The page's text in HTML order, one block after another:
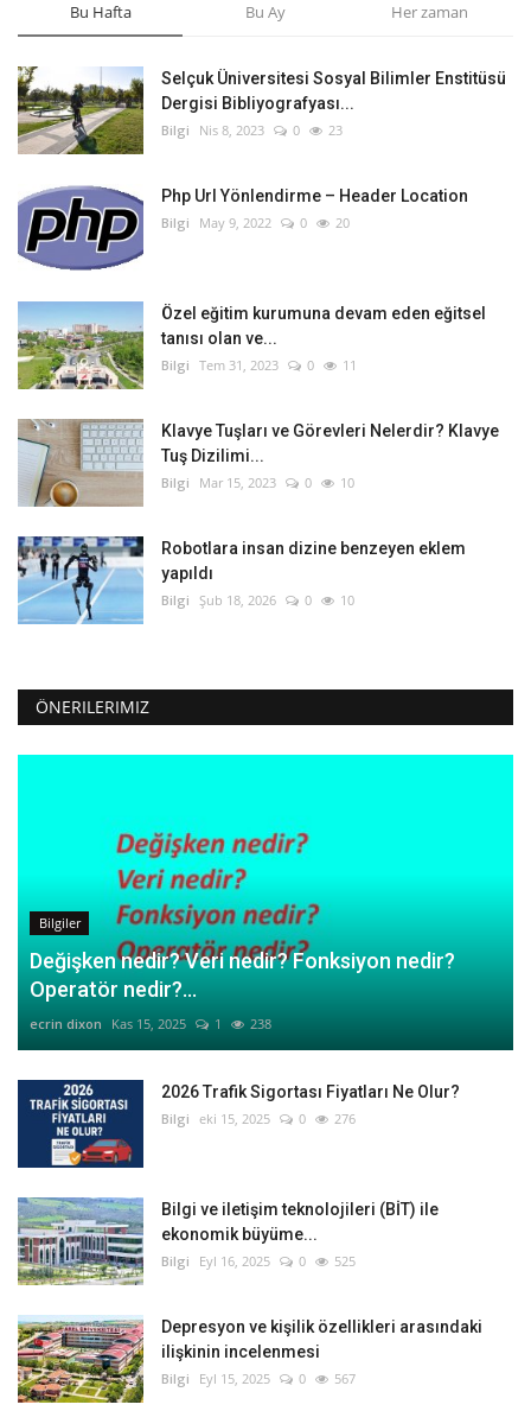
Bu Hafta Bu Ay Her zaman
Selçuk Üniversitesi Sosyal Bilimler Enstitüsü
Dergisi Bibliyografyası...
Bilgi Nis 8, 2023 0 23
Php Url Yönlendirme – Header Location
Bilgi May 9, 2022 0 20
Özel eğitim kurumuna devam eden eğitsel
tanısı olan ve...
Bilgi Tem 31, 2023 0 11
Klavye Tuşları ve Görevleri Nelerdir? Klavye
Tuş Dizilimi...
Bilgi Mar 15, 2023 0 10
Robotlara insan dizine benzeyen eklem
yapıldı
Bilgi Şub 18, 2026 0 10
ÖNERILERIMIZ
Bilgiler
Değişken nedir? Veri nedir? Fonksiyon nedir?
Operatör nedir?...
ecrin dixon Kas 15, 2025 1 238
2026 Trafik Sigortası Fiyatları Ne Olur?
Bilgi eki 15, 2025 0 276
Bilgi ve iletişim teknolojileri (BİT) ile
ekonomik büyüme...
Bilgi Eyl 16, 2025 0 525
Depresyon ve kişilik özellikleri arasındaki
ilişkinin incelenmesi
Bilgi Eyl 15, 2025 0 567